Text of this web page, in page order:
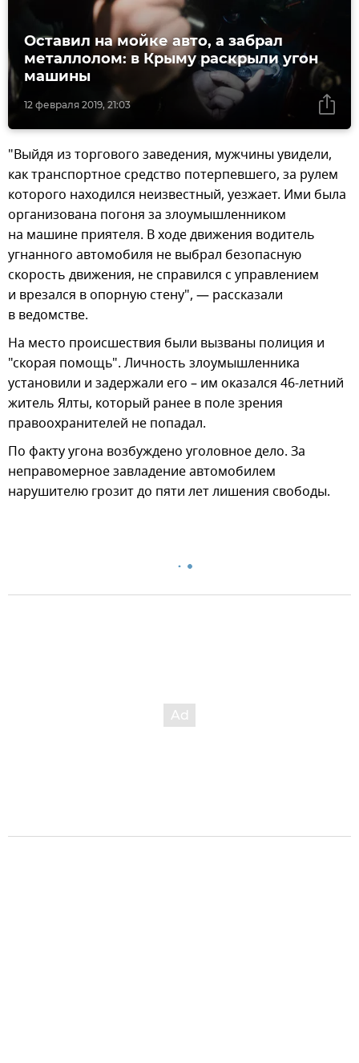
12 февраля 2019, 21:03
Оставил на мойке авто, а забрал
металлолом: в Крыму раскрыли угон
машины
"Выйдя из торгового заведения, мужчины увидели,
как транспортное средство потерпевшего, за рулем
которого находился неизвестный, уезжает. Ими была
организована погоня за злоумышленником
на машине приятеля. В ходе движения водитель
угнанного автомобиля не выбрал безопасную
скорость движения, не справился с управлением
и врезался в опорную стену", — рассказали
в ведомстве.
На место происшествия были вызваны полиция и
"скорая помощь". Личность злоумышленника
установили и задержали его – им оказался 46-летний
житель Ялты, который ранее в поле зрения
правоохранителей не попадал.
По факту угона возбуждено уголовное дело. За
неправомерное завладение автомобилем
нарушителю грозит до пяти лет лишения свободы.